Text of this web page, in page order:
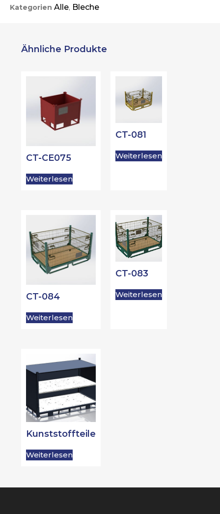
Kategorien Alle, Bleche
Ähnliche Produkte
CT-CE075
Weiterlesen
CT-081
Weiterlesen
CT-084
Weiterlesen
CT-083
Weiterlesen
Kunststoffteile
Weiterlesen